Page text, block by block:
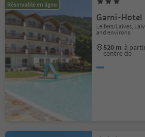
Réservable en ligne
Garni-Hotel
Leifers/Laives,
and environs
520 m à
centre de